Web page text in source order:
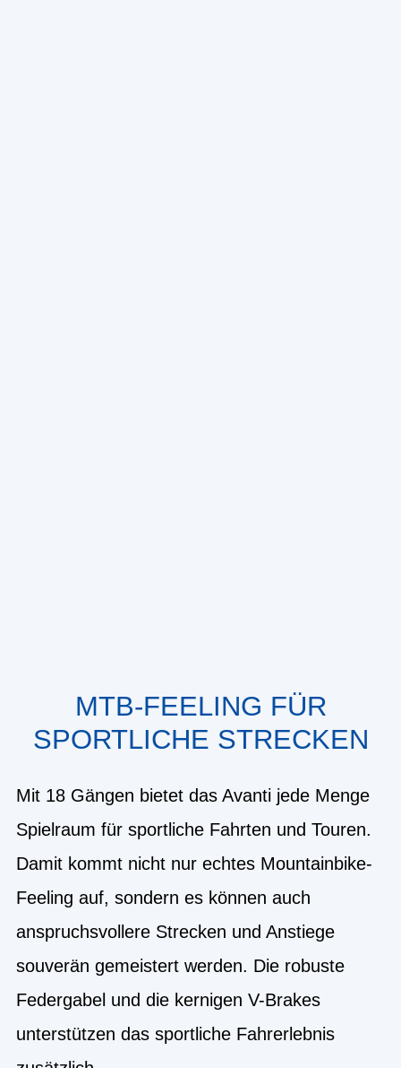
MTB-FEELING FÜR
SPORTLICHE STRECKEN
Mit 18 Gängen bietet das Avanti jede Menge
Spielraum für sportliche Fahrten und Touren.
Damit kommt nicht nur echtes Mountainbike-
Feeling auf, sondern es können auch
anspruchsvollere Strecken und Anstiege
souverän gemeistert werden. Die robuste
Federgabel und die kernigen V-Brakes
unterstützen das sportliche Fahrerlebnis